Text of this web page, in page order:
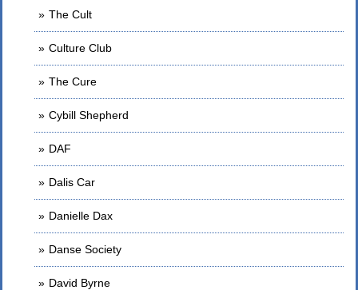
The Cult
Culture Club
The Cure
Cybill Shepherd
DAF
Dalis Car
Danielle Dax
Danse Society
David Byrne